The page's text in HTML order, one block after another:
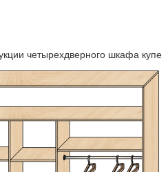
четырехдверного шкафа купе